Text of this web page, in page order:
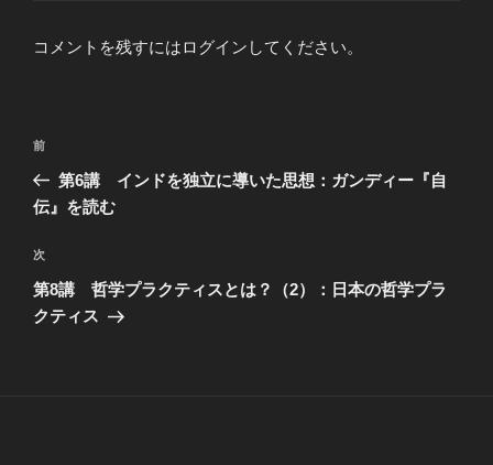
コメントを残すにはログインしてください。
投
ナ
ゲ
ー
シ
前
の
投
前
第6講 インドを独立に導いた思想：ガンディー『自
伝』を読む
次
の
投
次
第8講 哲学プラクティスとは？（2）：日本の哲学プラ
クティス